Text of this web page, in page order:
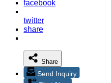
facebook
twitter
share
Share
Send Inquiry